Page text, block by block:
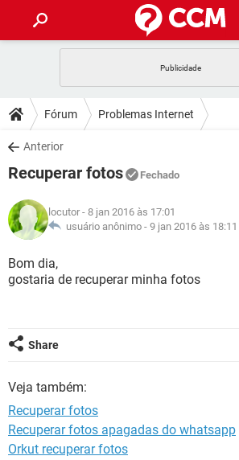
CELULAR FACEBOOK
OUTLOOK
INSTAGRAM
GUIA DE COMPRAS
DICAS
JOGOS WHATSAPP
INSTAGRAM
GUIA DE COMPRAS
DOWNLOADS
JOGOS
CELULAR
OUTLOOK EXCEL
INSTAGRAM
GUIA DE COMPRAS
FÓRUM
JOGOS
CELULAR
OUTLOOK
GLOSSÁRIO
JOGOS
CELULAR FACEBOOK
INSTAGRAM
Fórum Problemas Internet
Anterior
Recuperar fotos Fechado
locutor - 8 jan 2016 às 17:01
usuário anônimo - 9 jan 2016 às 18:11
Bom dia,
gostaria de recuperar minha fotos
Share
Veja também:
Recuperar fotos
Recuperar fotos apagadas do whatsapp
Orkut recuperar fotos